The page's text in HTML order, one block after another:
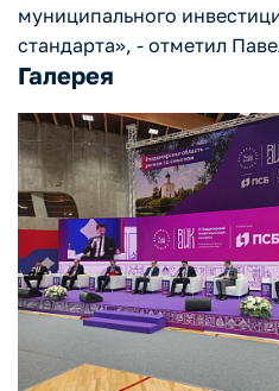
муниципального
стандарта», - отметил
Галерея